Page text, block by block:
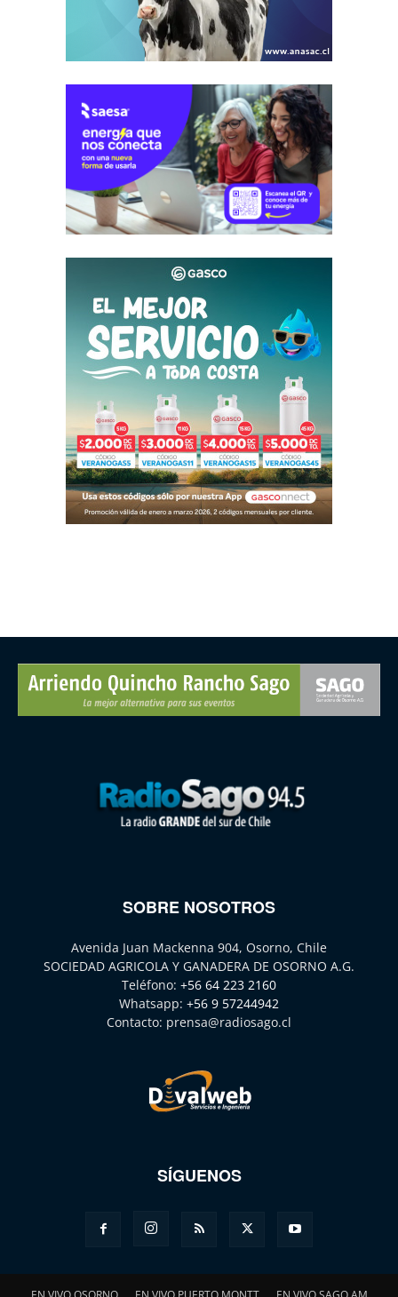
SOBRE NOSOTROS
Avenida Juan Mackenna 904, Osorno, Chile
SOCIEDAD AGRICOLA Y GANADERA DE OSORNO A.G.
Teléfono: +56 64 223 2160
Whatsapp: +56 9 57244942
Contacto: prensa@radiosago.cl
SÍGUENOS